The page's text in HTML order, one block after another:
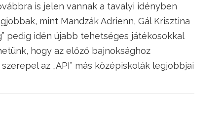
is jelen vannak a tavalyi idényben
mint Mandzák Adrienn, Gál Krisztina
pedig idén újabb tehetséges játékosokkal
hogy az előző bajnoksághoz
az „API” más középiskolák legjobbjai